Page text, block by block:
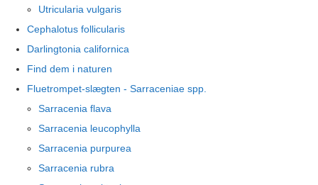
Utricularia vulgaris
Cephalotus follicularis
Darlingtonia californica
Find dem i naturen
Fluetrompet-slægten - Sarraceniae spp.
Sarracenia flava
Sarracenia leucophylla
Sarracenia purpurea
Sarracenia rubra